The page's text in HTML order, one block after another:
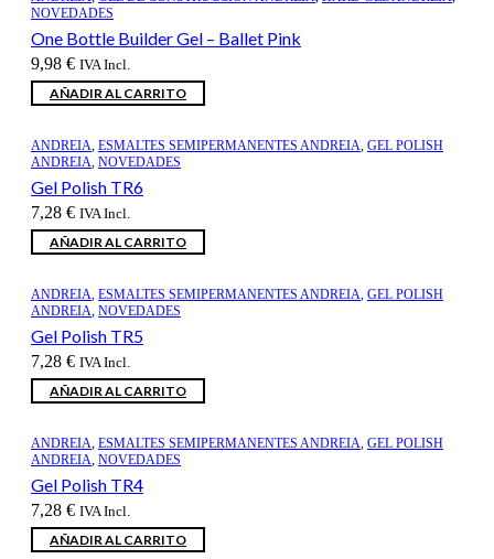
NOVEDADES
One Bottle Builder Gel – Ballet Pink
9,98 € IVA Incl.
AÑADIR AL CARRITO
ANDREIA, ESMALTES SEMIPERMANENTES ANDREIA, GEL POLISH
ANDREIA, NOVEDADES
Gel Polish TR6
7,28 € IVA Incl.
AÑADIR AL CARRITO
ANDREIA, ESMALTES SEMIPERMANENTES ANDREIA, GEL POLISH
ANDREIA, NOVEDADES
Gel Polish TR5
7,28 € IVA Incl.
AÑADIR AL CARRITO
ANDREIA, ESMALTES SEMIPERMANENTES ANDREIA, GEL POLISH
ANDREIA, NOVEDADES
Gel Polish TR4
7,28 € IVA Incl.
AÑADIR AL CARRITO